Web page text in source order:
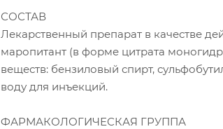
СОСТАВ
Лекарственный препарат в качестве
маропитант (в форме цитрата
веществ: бензиловый спирт,
воду для инъекций.
ФАРМАКОЛОГИЧЕСКАЯ ГРУППА